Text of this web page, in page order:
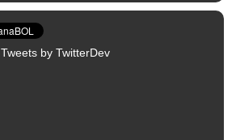
Tweets by TwitterDev